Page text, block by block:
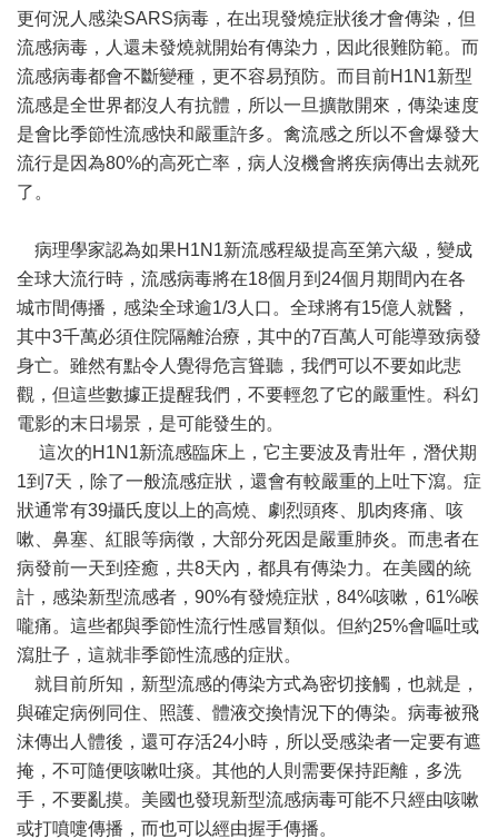
更何況人感染SARS病毒，在出現發燒症狀後才會傳染，但
流感病毒，人還未發燒就開始有傳染力，因此很難防範。而
流感病毒都會不斷變種，更不容易預防。而目前H1N1新型
流感是全世界都沒人有抗體，所以一旦擴散開來，傳染速度
是會比季節性流感快和嚴重許多。禽流感之所以不會爆發大
流行是因為80%的高死亡率，病人沒機會將疾病傳出去就死
了。
病理學家認為如果H1N1新流感程級提高至第六級，變成
全球大流行時，流感病毒將在18個月到24個月期間內在各
城市間傳播，感染全球逾1/3人口。全球將有15億人就醫，
其中3千萬必須住院隔離治療，其中的7百萬人可能導致病發
身亡。雖然有點令人覺得危言聳聽，我們可以不要如此悲
觀，但這些數據正提醒我們，不要輕忽了它的嚴重性。科幻
電影的末日場景，是可能發生的。
這次的H1N1新流感臨床上，它主要波及青壯年，潛伏期
1到7天，除了一般流感症狀，還會有較嚴重的上吐下瀉。症
狀通常有39攝氏度以上的高燒、劇烈頭疼、肌肉疼痛、咳
嗽、鼻塞、紅眼等病徵，大部分死因是嚴重肺炎。而患者在
病發前一天到痊癒，共8天內，都具有傳染力。在美國的統
計，感染新型流感者，90%有發燒症狀，84%咳嗽，61%喉
嚨痛。這些都與季節性流行性感冒類似。但約25%會嘔吐或
瀉肚子，這就非季節性流感的症狀。
就目前所知，新型流感的傳染方式為密切接觸，也就是，
與確定病例同住、照護、體液交換情況下的傳染。病毒被飛
沫傳出人體後，還可存活24小時，所以受感染者一定要有遮
掩，不可隨便咳嗽吐痰。其他的人則需要保持距離，多洗
手，不要亂摸。美國也發現新型流感病毒可能不只經由咳嗽
或打噴嚏傳播，而也可以經由握手傳播。